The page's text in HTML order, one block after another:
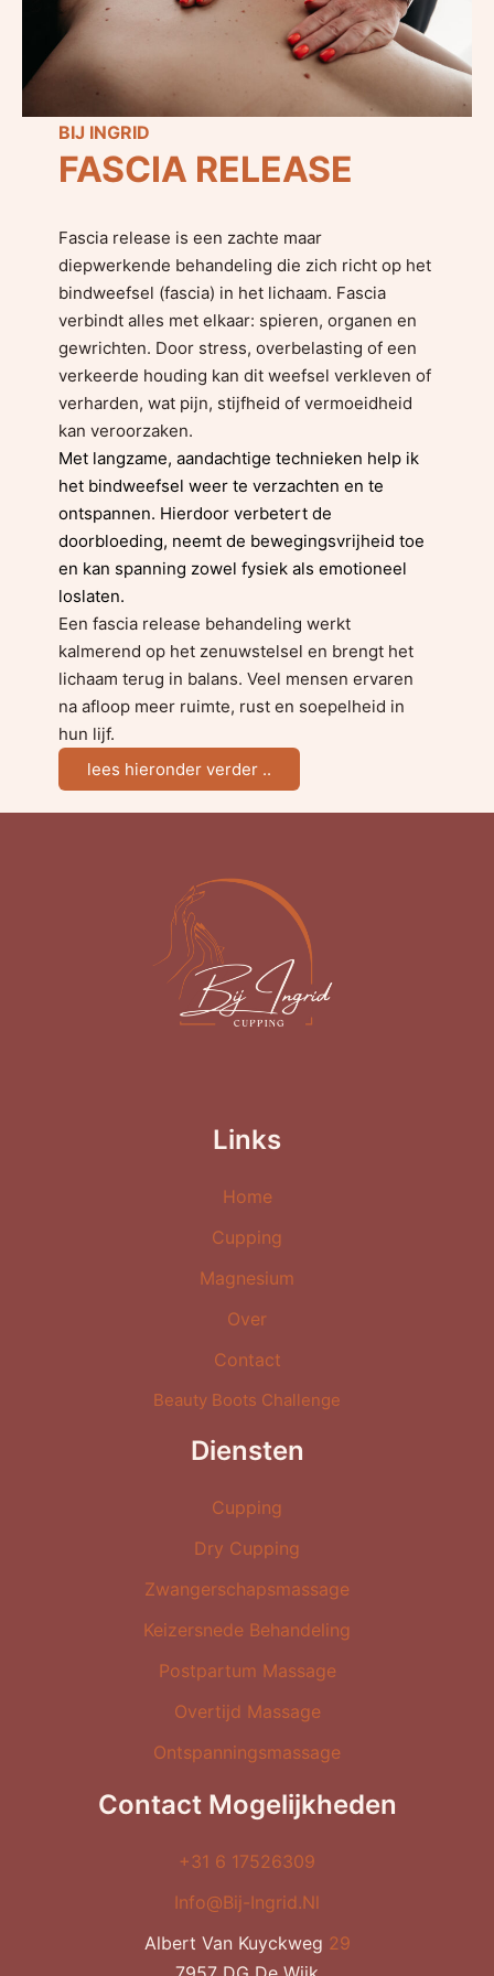
BIJ INGRID
FASCIA RELEASE
Fascia release is een zachte maar
diepwerkende behandeling die zich richt op het
bindweefsel (fascia) in het lichaam. Fascia
verbindt alles met elkaar: spieren, organen en
gewrichten. Door stress, overbelasting of een
verkeerde houding kan dit weefsel verkleven of
verharden, wat pijn, stijfheid of vermoeidheid
kan veroorzaken.
Met langzame, aandachtige technieken help ik
het bindweefsel weer te verzachten en te
ontspannen. Hierdoor verbetert de
doorbloeding, neemt de bewegingsvrijheid toe
en kan spanning zowel fysiek als emotioneel
loslaten.
Een fascia release behandeling werkt
kalmerend op het zenuwstelsel en brengt het
lichaam terug in balans. Veel mensen ervaren
na afloop meer ruimte, rust en soepelheid in
hun lijf.
lees hieronder verder ..
Links
Home
Cupping
Magnesium
Over
Contact
Beauty Boots Challenge
Diensten
Cupping
Dry Cupping
Zwangerschapsmassage
Keizersnede Behandeling
Postpartum Massage
Overtijd Massage
Ontspanningsmassage
Contact Mogelijkheden
+31 6 17526309
Info@bij-Ingrid.nl
Albert Van Kuyckweg 29